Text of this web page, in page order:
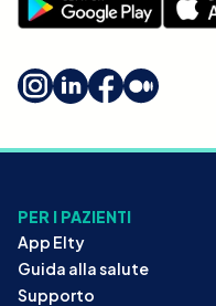
PER I PAZIENTI
App Elty
Guida alla salute
Supporto